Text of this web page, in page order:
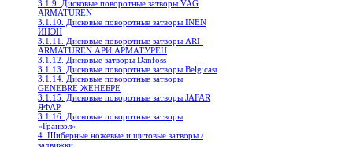
3.1.9. Дисковые поворотные затворы VAG
ARMATUREN
3.1.10. Дисковые поворотные затворы INEN
ИНЭН
3.1.11. Дисковые поворотные затворы ARI-
ARMATUREN АРИ АРМАТУРЕН
3.1.12. Дисковые затворы Danfoss
3.1.13. Дисковые поворотные затворы Belgicast
3.1.14. Дисковые поворотныe затворы
GENEBRE ЖЕНЕБРЕ
3.1.15. Дисковые поворотные затворы JAFAR
ЯФАР
3.1.16. Дисковые поворотные затворы
«Гранвэл»
4. Шиберные ножевые и щитовые затворы /
задвижки